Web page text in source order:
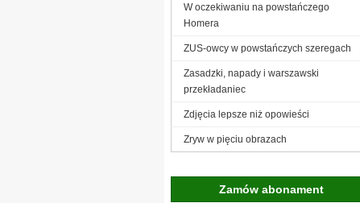
W oczekiwaniu na powstańczego
Homera
ZUS-owcy w powstańczych szeregach
Zasadzki, napady i warszawski
przekładaniec
Zdjęcia lepsze niż opowieści
Zryw w pięciu obrazach
Zamów abonament